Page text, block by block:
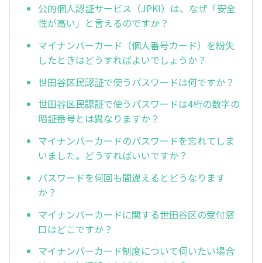
公的個人認証サービス（JPKI）は、なぜ「安全
性が高い」と言えるのですか？
マイナンバーカード（個人番号カード）を紛失
したときはどうすればよいでしょうか？
世田谷区民認証で使うパスワードは何ですか？
世田谷区民認証で使うパスワードは4桁の数字の
暗証番号とは異なりますか？
マイナンバーカードのパスワードを忘れてしま
いました。どうすればいいですか？
パスワードを何回も間違えるとどうなります
か？
マイナンバーカードに関する世田谷区の受付窓
口はどこですか？
マイナンバーカード制度について伺いたい場合